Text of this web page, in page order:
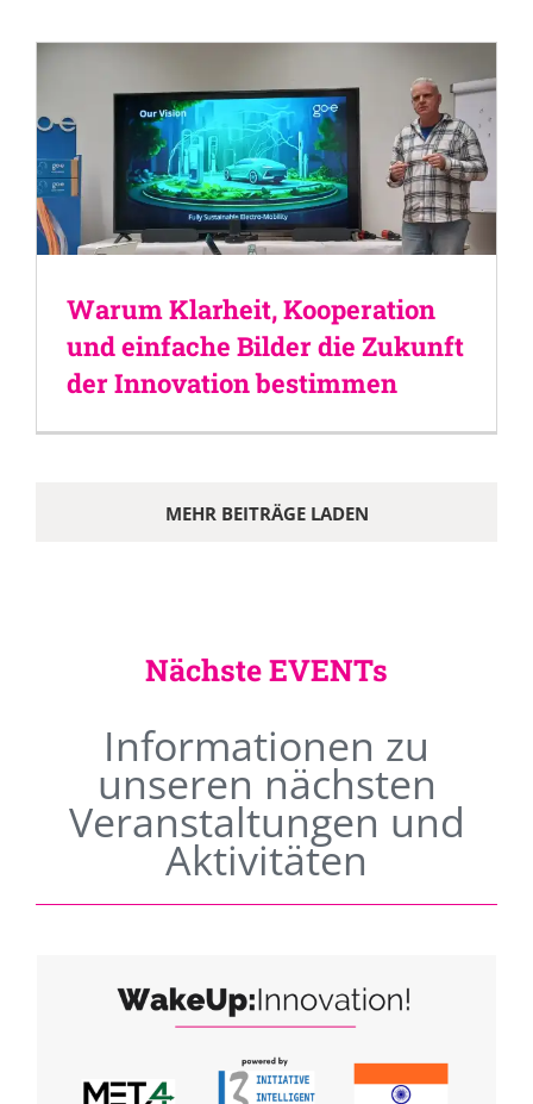
Warum Klarheit, Kooperation
und einfache Bilder die Zukunft
der Innovation bestimmen
MEHR BEITRÄGE LADEN
Nächste EVENTs
Informationen zu
unseren nächsten
Veranstaltungen und
Aktivitäten